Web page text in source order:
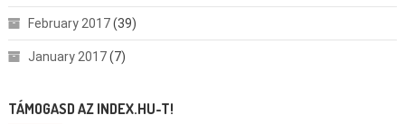
February 2017(39)
January 2017(7)
TÁMOGASD AZ INDEX.HU-T!